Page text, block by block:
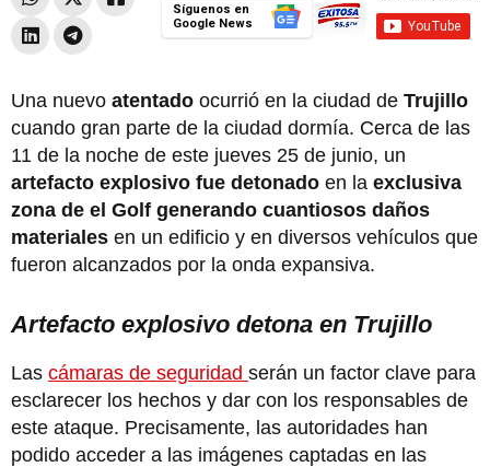
Síguenos en
Google News
Una nuevo atentado ocurrió en la ciudad de Trujillo
cuando gran parte de la ciudad dormía. Cerca de las
11 de la noche de este jueves 25 de junio, un
artefacto explosivo fue detonado en la exclusiva
zona de el Golf generando cuantiosos daños
materiales en un edificio y en diversos vehículos que
fueron alcanzados por la onda expansiva.
Artefacto explosivo detona en Trujillo
Las cámaras de seguridad serán un factor clave para
esclarecer los hechos y dar con los responsables de
este ataque. Precisamente, las autoridades han
podido acceder a las imágenes captadas en las